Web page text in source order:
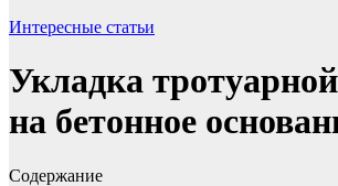
Интересные статьи
Укладка
на бетонное
Содержание